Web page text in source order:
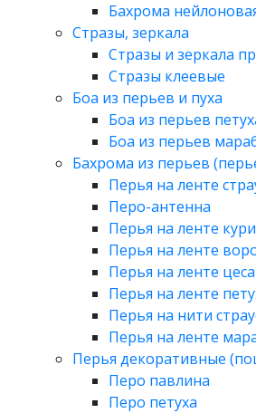
Бахрома
Стразы, зеркала
Стразы и зеркала
Стразы клеевые
Боа из перьев и пуха
Боа из перьев
Боа из перьев
Бахрома из перьев
Перья на ленте
Перо-антенна
Перья на ленте
Перья на ленте
Перья на ленте
Перья на ленте
Перья на нити
Перья на ленте
Перья декоративные
Перо павлина
Перо петуха